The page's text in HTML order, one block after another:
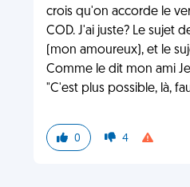
crois qu'on accorde le
COD. J'ai juste? Le sujet
(mon amoureux), et le
Comme le dit mon ami
"C'est plus possible, là,
0 4